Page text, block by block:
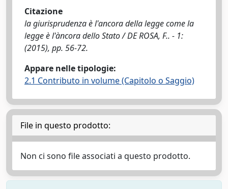
Citazione
la giurisprudenza è l'ancora della legge come la
legge è l'àncora dello Stato / DE ROSA, F.. - 1:
(2015), pp. 56-72.
Appare nelle tipologie:
2.1 Contributo in volume (Capitolo o Saggio)
File in questo prodotto:
Non ci sono file associati a questo prodotto.